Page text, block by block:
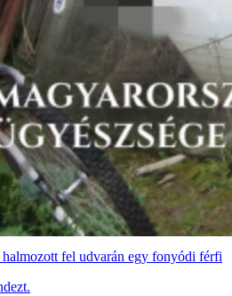
halmozott fel udvarán egy fonyódi férfi